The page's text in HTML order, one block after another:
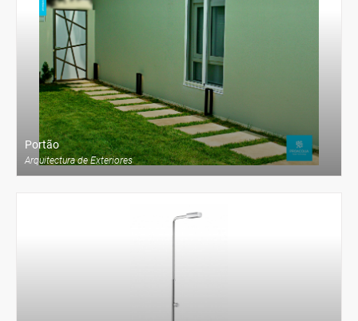
VER PRODUTO
ENCOMENDAR
Portão
Arquitectura de Exteriores